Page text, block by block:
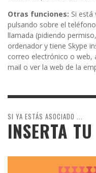
Otras funciones: Si
pulsando sobre el
llamada (pidiendo
ordenador y tiene Skype
correo electrónico o web,
mail o ver la web de la
SI YA ESTÁS ASOCIADO ...
INSERTA